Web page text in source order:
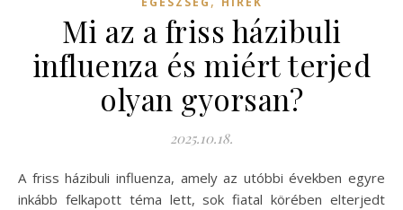
Mi az a friss házibuli
influenza és miért terjed
olyan gyorsan?
2025.10.18.
A friss házibuli influenza, amely az utóbbi években egyre
inkább felkapott téma lett, sok fiatal körében elterjedt